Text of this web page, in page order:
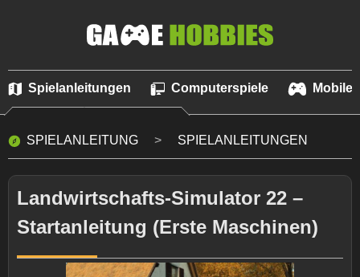
Spielanleitungen Computerspiele Mobile
SPIELANLEITUNG SPIELANLEITUNGEN
Landwirtschafts-Simulator 22 –
Startanleitung (Erste Maschinen)